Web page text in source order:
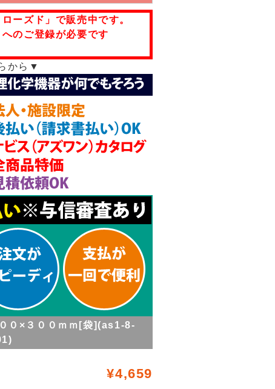
ーズド」で販売中です。
のご登録が必要です
から▼
×３００ｍｍ[袋](as1-8-
¥4,659